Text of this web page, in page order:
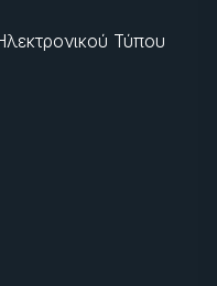
Τύπου